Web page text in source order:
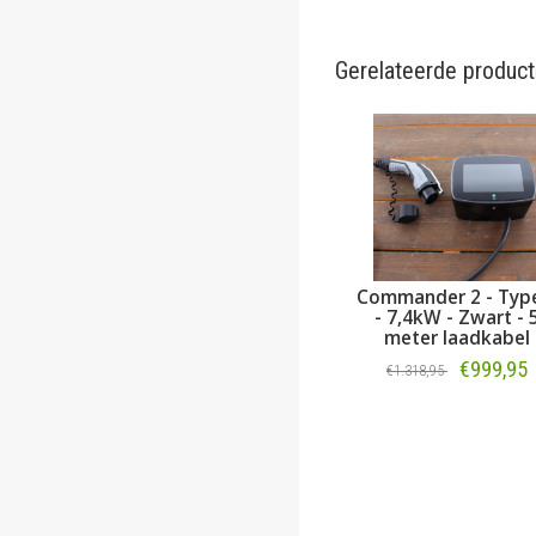
Gerelateerde
Commander 2 -
- 7,4kW - Zwart -
meter laadkabel
€1.318,95 €999,95